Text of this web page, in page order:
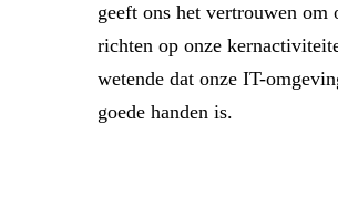
geeft ons het vertrouwen om
richten op onze
wetende dat onze IT-
goede handen is.